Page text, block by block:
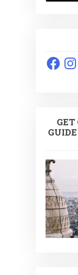
Facebook
GET